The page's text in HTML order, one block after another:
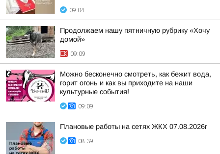
09:04
Продолжаем нашу пятничную рубрику «Хочу
домой»
09:09
Можно бесконечно смотреть, как бежит вода,
горит огонь и как вы приходите на наши
культурные события!
09:09
Плановые работы на сетях ЖКХ 07.08.2026г
08:39